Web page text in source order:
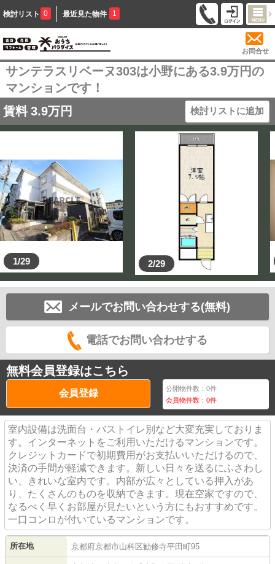
検討リスト 0 最近見た物件 1
お問合せ
サンテラスリベーヌ303は小野にある3.9万円の
マンションです！
賃料 3.9万円 検討リストに追加
1/29 2/29
メールでお問い合わせする(無料)
電話でお問い合わせする
無料会員登録はこちら
会員登録 公開物件数：0件
会員物件数：0件
室内設備は洗面台・バストイレ別など大変充実しておりま
す。インターネットをご利用いただけるマンションです。
クレジットカードで初期費用がお支払いいただけるので、
決済の手間が軽減できます。新しい日々を送るにふさわし
い、きれいな室内です。内部が広々としている押入があ
り、たくさんのものを収納できます。現在空家ですので、
なるべく早くお部屋が見たいという方にもおすすめです。
一口コンロが付いているマンションです。
所在地 京都府京都市山科区勧修寺平田町95